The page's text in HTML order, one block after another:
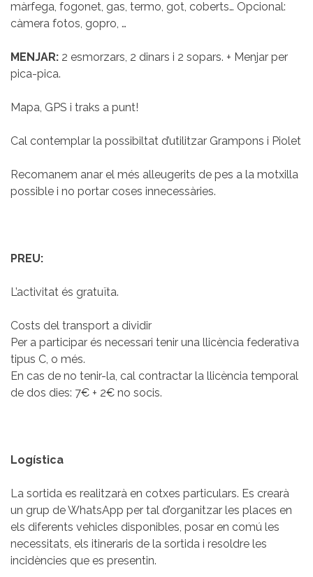
màrfega, fogonet, gas, termo, got, coberts… Opcional:
càmera fotos, gopro, …
MENJAR: 2 esmorzars, 2 dinars i 2 sopars. + Menjar per
pica-pica.
Mapa, GPS i traks a punt!
Cal contemplar la possibiltat d’utilitzar Grampons i Piolet
Recomanem anar el més alleugerits de pes a la motxilla
possible i no portar coses innecessàries.
PREU:
L’activitat és gratuïta.
Costs del transport a dividir
Per a participar és necessari tenir una llicència federativa
tipus C, o més.
En cas de no tenir-la, cal contractar la llicència temporal
de dos dies: 7€ + 2€ no socis.
Logística
La sortida es realitzarà en cotxes particulars. Es crearà
un grup de WhatsApp per tal d’organitzar les places en
els diferents vehicles disponibles, posar en comú les
necessitats, els itineraris de la sortida i resoldre les
incidències que es presentin.